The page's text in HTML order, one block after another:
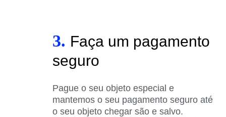
3. Faça um pagamento
seguro
Pague o seu objeto especial e
mantemos o seu pagamento seguro até
o seu objeto chegar são e salvo.